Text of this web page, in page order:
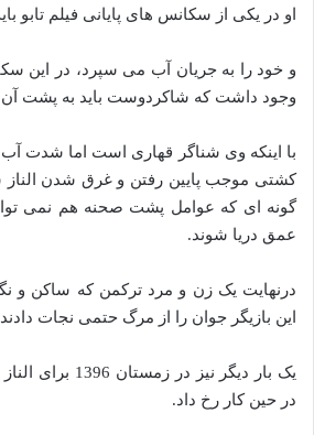
او در یکی از سکانس های پایانی فیلم تابو
و خود را به جریان آب می سپرد، در این
وجود داشت که شاکردوست باید به پشت
با اینکه وی شناگر قهاری است اما شدت آب
کشتی موجب پایین رفتن‌ و غرق شدن‌
گونه ای که عوامل پشت صحنه هم نمی
عمق دریا شوند.
درنهایت یک زن و مرد ترکمن که ساکن و
این بازیگر جوان را از مرگ حتمی نجات
یک بار دیگر نیز
در حین کار رخ داد.